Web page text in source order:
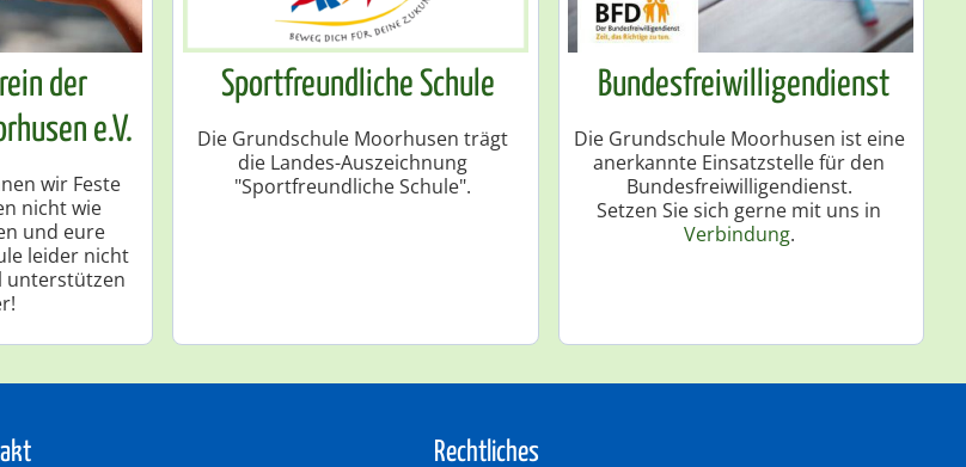
der
e.V.
wir Feste
nicht wie
und eure
leider nicht
unterstützen
Sportfreundliche Schule
Die Grundschule Moorhusen trägt
die Landes-Auszeichnung
"Sportfreundliche Schule".
Bundesfreiwilligendienst
Die Grundschule Moorhusen ist eine
anerkannte Einsatzstelle für den
Bundesfreiwilligendienst.
Setzen Sie sich gerne mit uns in
Verbindung.
Rechtliches